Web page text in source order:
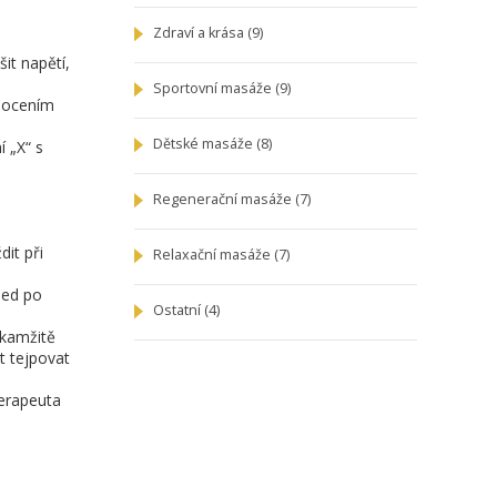
napětí,
s
při
po
tejpovat
Zdraví a krása (9)
Sportovní masáže (9)
Dětské masáže (8)
Regenerační masáže (7)
Relaxační masáže (7)
Ostatní (4)